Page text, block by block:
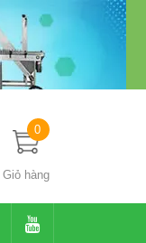
Giỏ hàng
0